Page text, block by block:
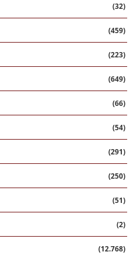
(32)
(459)
(223)
(649)
(66)
(54)
(291)
(250)
(51)
(2)
(12.768)